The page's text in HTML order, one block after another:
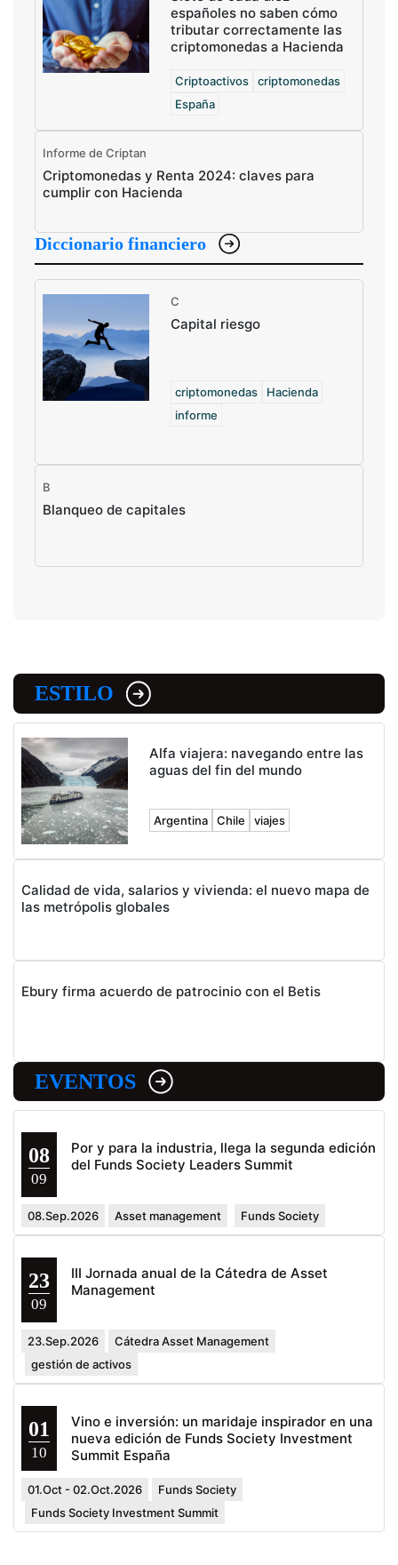
españoles no saben cómo
tributar correctamente las
criptomonedas a Hacienda
Criptoactivos
criptomonedas
España
Informe de Criptan
Criptomonedas y Renta 2024: claves para
cumplir con Hacienda
Diccionario financiero
C
Capital riesgo
criptomonedas
Hacienda
informe
B
Blanqueo de capitales
ESTILO
Alfa viajera: navegando entre las
aguas del fin del mundo
Argentina Chile viajes
Calidad de vida, salarios y vivienda: el nuevo mapa de
las metrópolis globales
Ebury firma acuerdo de patrocinio con el Betis
EVENTOS
08
09
Por y para la industria, llega la segunda edición
del Funds Society Leaders Summit
08.Sep.2026 Asset management Funds Society
23
09
III Jornada anual de la Cátedra de Asset
Management
23.Sep.2026
Cátedra Asset Management
gestión de activos
01
10
Vino e inversión: un maridaje inspirador en una
nueva edición de Funds Society Investment
Summit España
01.Oct - 02.Oct.2026
Funds Society
Funds Society Investment Summit